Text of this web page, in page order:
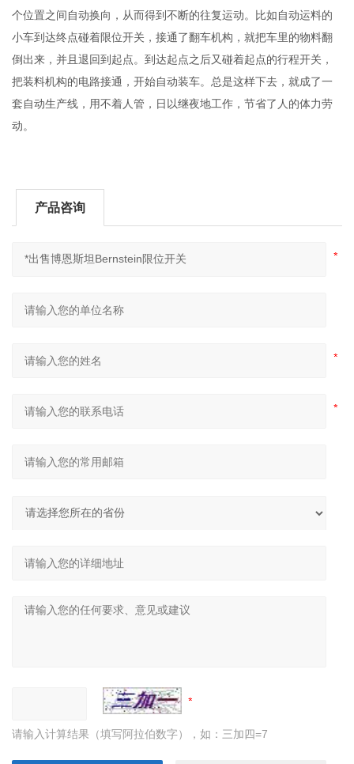
个位置之间自动换向，从而得到不断的往复运动。比如自动运料的
小车到达终点碰着限位开关，接通了翻车机构，就把车里的物料翻
倒出来，并且退回到起点。到达起点之后又碰着起点的行程开关，
把装料机构的电路接通，开始自动装车。总是这样下去，就成了一
套自动生产线，用不着人管，日以继夜地工作，节省了人的体力劳
动。
产品咨询
请输入计算结果（填写阿拉伯数字），如：三加四=7